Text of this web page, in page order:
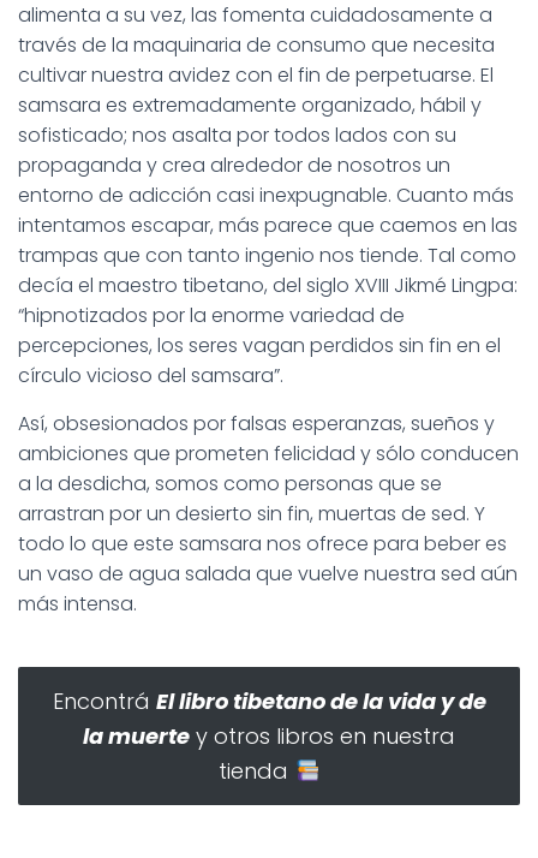
alimenta a su vez, las fomenta cuidadosamente a
través de la maquinaria de consumo que necesita
cultivar nuestra avidez con el fin de perpetuarse. El
samsara es extremadamente organizado, hábil y
sofisticado; nos asalta por todos lados con su
propaganda y crea alrededor de nosotros un
entorno de adicción casi inexpugnable. Cuanto más
intentamos escapar, más parece que caemos en las
trampas que con tanto ingenio nos tiende. Tal como
decía el maestro tibetano, del siglo XVIII Jikmé Lingpa:
“hipnotizados por la enorme variedad de
percepciones, los seres vagan perdidos sin fin en el
círculo vicioso del samsara”.
Así, obsesionados por falsas esperanzas, sueños y
ambiciones que prometen felicidad y sólo conducen
a la desdicha, somos como personas que se
arrastran por un desierto sin fin, muertas de sed. Y
todo lo que este samsara nos ofrece para beber es
un vaso de agua salada que vuelve nuestra sed aún
más intensa.
Encontrá El libro tibetano de la vida y de
la muerte y otros libros en nuestra
tienda